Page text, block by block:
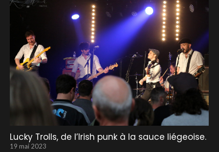
Lucky Trolls, de l’Irish punk à la sauce liégeoise.
19 mai 2023